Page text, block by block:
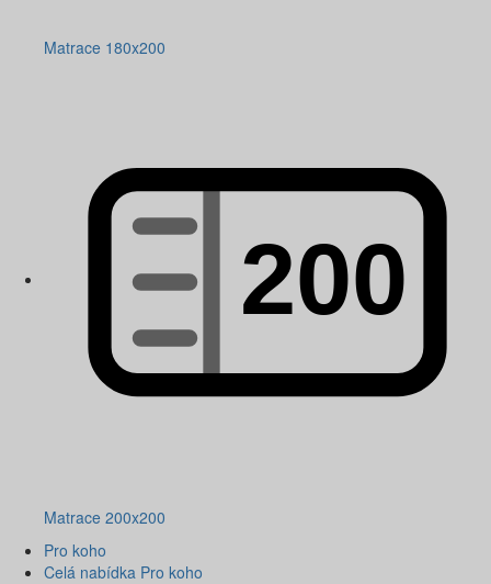
Matrace 180x200
Matrace 200x200
Pro koho
Celá nabídka Pro koho